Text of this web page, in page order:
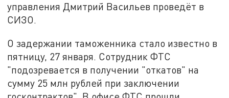
управления Дмитрий Васильев проведёт в
СИЗО.
О задержании таможенника стало известно в
пятницу, 27 января. Сотрудник ФТС
"подозревается в получении "откатов" на
сумму 25 млн рублей при заключении